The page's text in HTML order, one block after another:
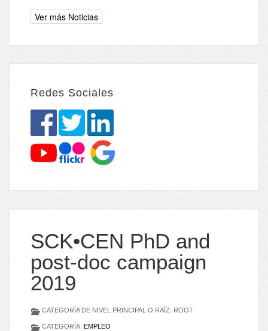
Redes Sociales
SCK•CEN PhD and
post-doc campaign
2019
CATEGORÍA DE NIVEL PRINCIPAL O RAÍZ: ROOT
CATEGORÍA: EMPLEO